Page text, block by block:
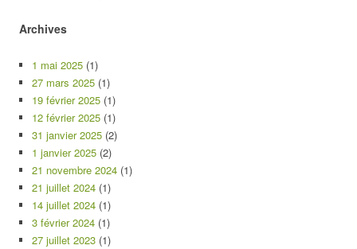
Archives
1 mai 2025 (1)
27 mars 2025 (1)
19 février 2025 (1)
12 février 2025 (1)
31 janvier 2025 (2)
1 janvier 2025 (2)
21 novembre 2024 (1)
21 juillet 2024 (1)
14 juillet 2024 (1)
3 février 2024 (1)
27 juillet 2023 (1)